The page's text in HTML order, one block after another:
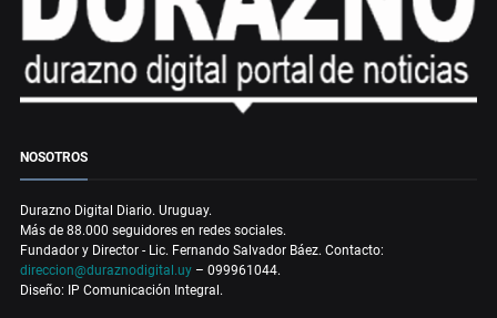
NOSOTROS
Durazno Digital Diario. Uruguay.
Más de 88.000 seguidores en redes sociales.
Fundador y Director - Lic. Fernando Salvador Báez. Contacto:
direccion@duraznodigital.uy – 099961044.
Diseño: IP Comunicación Integral.